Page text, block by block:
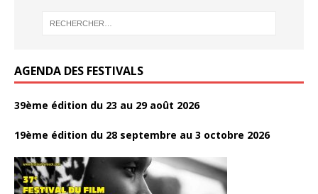
o
AGENDA DES FESTIVALS
39ème édition du 23 au 29 août 2026
19ème édition du 28 septembre au 3 octobre 2026